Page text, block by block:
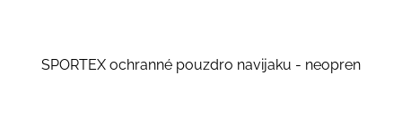
SPORTEX ochranné pouzdro navijaku - neopren